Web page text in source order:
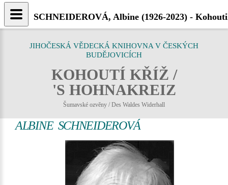
JIHOČESKÁ VĚDECKÁ KNIHOVNA V ČESKÝCH
BUDĚJOVICÍCH
KOHOUTÍ KŘÍŽ /
'S HOHNAKREIZ
Šumavské ozvěny / Des Waldes Widerhall
ALBINE SCHNEIDEROVÁ
SCHNEIDEROVÁ, Albine (1926-2023) -